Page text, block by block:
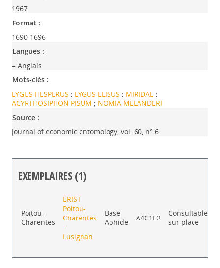
1967
Format :
1690-1696
Langues :
= Anglais
Mots-clés :
LYGUS HESPERUS ; LYGUS ELISUS ; MIRIDAE ;
ACYRTHOSIPHON PISUM ; NOMIA MELANDERI
Source :
Journal of economic entomology, vol. 60, n° 6
EXEMPLAIRES (1)
Poitou-
Charentes
ERIST
Poitou-
Charentes
-
Lusignan
Base
Aphide
A4C1E2
Consultable
sur place